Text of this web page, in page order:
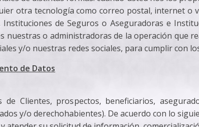
otra tecnología como correo postal, internet o
de Seguros o Aseguradoras e
nuestras o administradoras de la operación que
y/o nuestras redes sociales, para cumplir con
de Datos
Clientes, prospectos, beneficiarios,
y/o derechohabientes). De acuerdo con lo